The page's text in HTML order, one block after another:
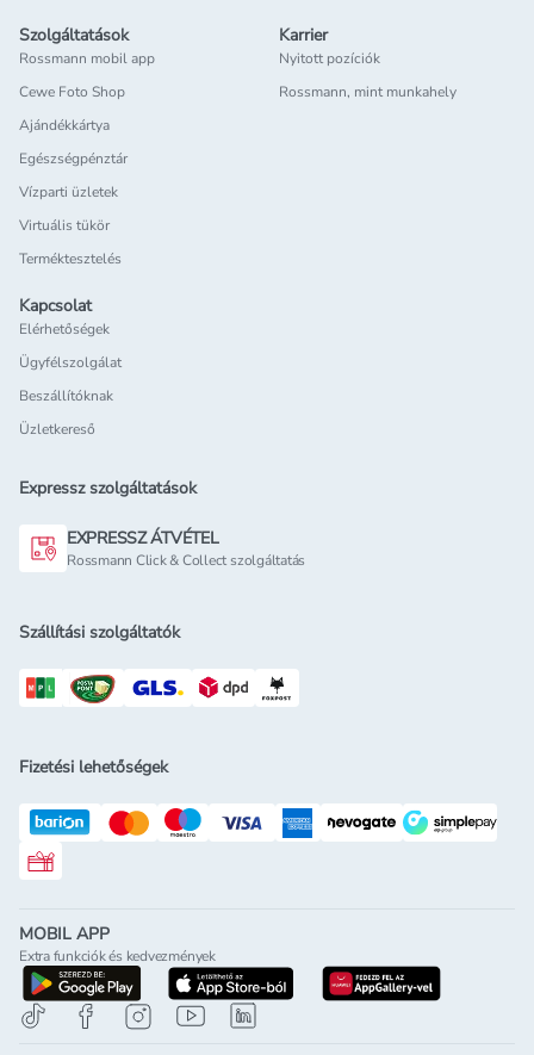
Szolgáltatások
Rossmann mobil app
Cewe Foto Shop
Ajándékkártya
Egészségpénztár
Vízparti üzletek
Virtuális tükör
Terméktesztelés
Karrier
Nyitott pozíciók
Rossmann, mint munkahely
Kapcsolat
Elérhetőségek
Ügyfélszolgálat
Beszállítóknak
Üzletkereső
Expressz szolgáltatások
EXPRESSZ ÁTVÉTEL
Rossmann Click & Collect szolgáltatás
Szállítási szolgáltatók
Fizetési lehetőségek
Rossmann ajándékkártya
MOBIL APP
Extra funkciók és kedvezmények
letöltés a google-play-rölletöltés az app-store-ból
letöltés